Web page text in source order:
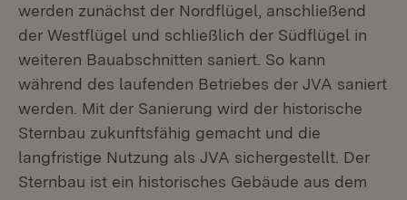
werden zunächst der Nordflügel, anschließend
der Westflügel und schließlich der Südflügel in
weiteren Bauabschnitten saniert. So kann
während des laufenden Betriebes der JVA saniert
werden. Mit der Sanierung wird der historische
Sternbau zukunftsfähig gemacht und die
langfristige Nutzung als JVA sichergestellt. Der
Sternbau ist ein historisches Gebäude aus dem